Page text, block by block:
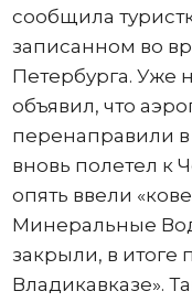
сообщила
записанном во
Петербурга. Уже
объявил, что
перенаправили в
вновь полетел к
опять ввели
Минеральные
закрыли, в итоге
Владикавказе».